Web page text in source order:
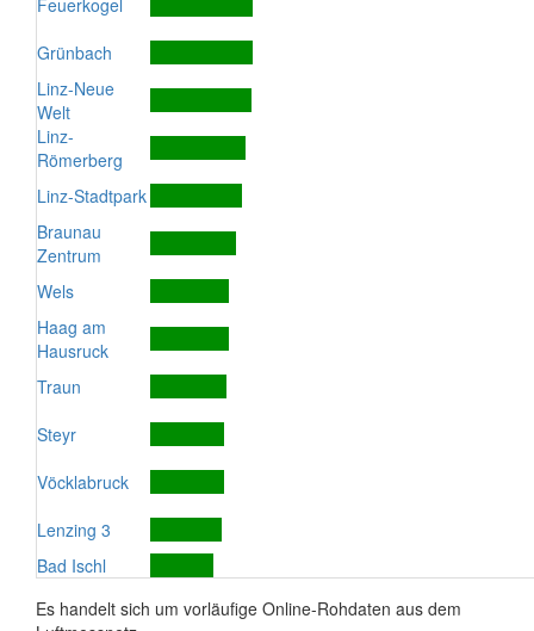
Feuerkogel
Grünbach
Linz-Neue
Welt
Linz-
Römerberg
Linz-Stadtpark
Braunau
Zentrum
Wels
Haag am
Hausruck
Traun
Steyr
Vöcklabruck
Lenzing 3
Bad Ischl
Es handelt sich um vorläufige Online-Rohdaten aus dem